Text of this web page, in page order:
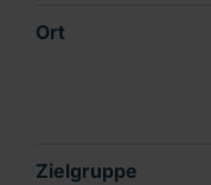
Ort
Zielgruppe